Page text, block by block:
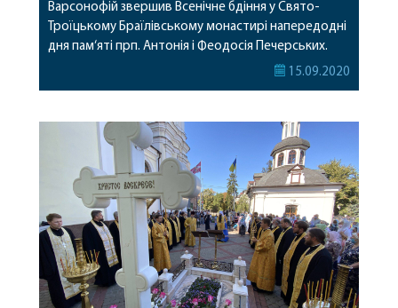
Варсонофій звершив Всенічне бдіння у Свято-
Троїцькому Браїлівському монастирі напередодні
дня пам‘яті прп. Антонія і Феодосія Печерських.
Його Високопреосвященству співслужив
преподобним Антонію і Феодосію.
15.09.2020